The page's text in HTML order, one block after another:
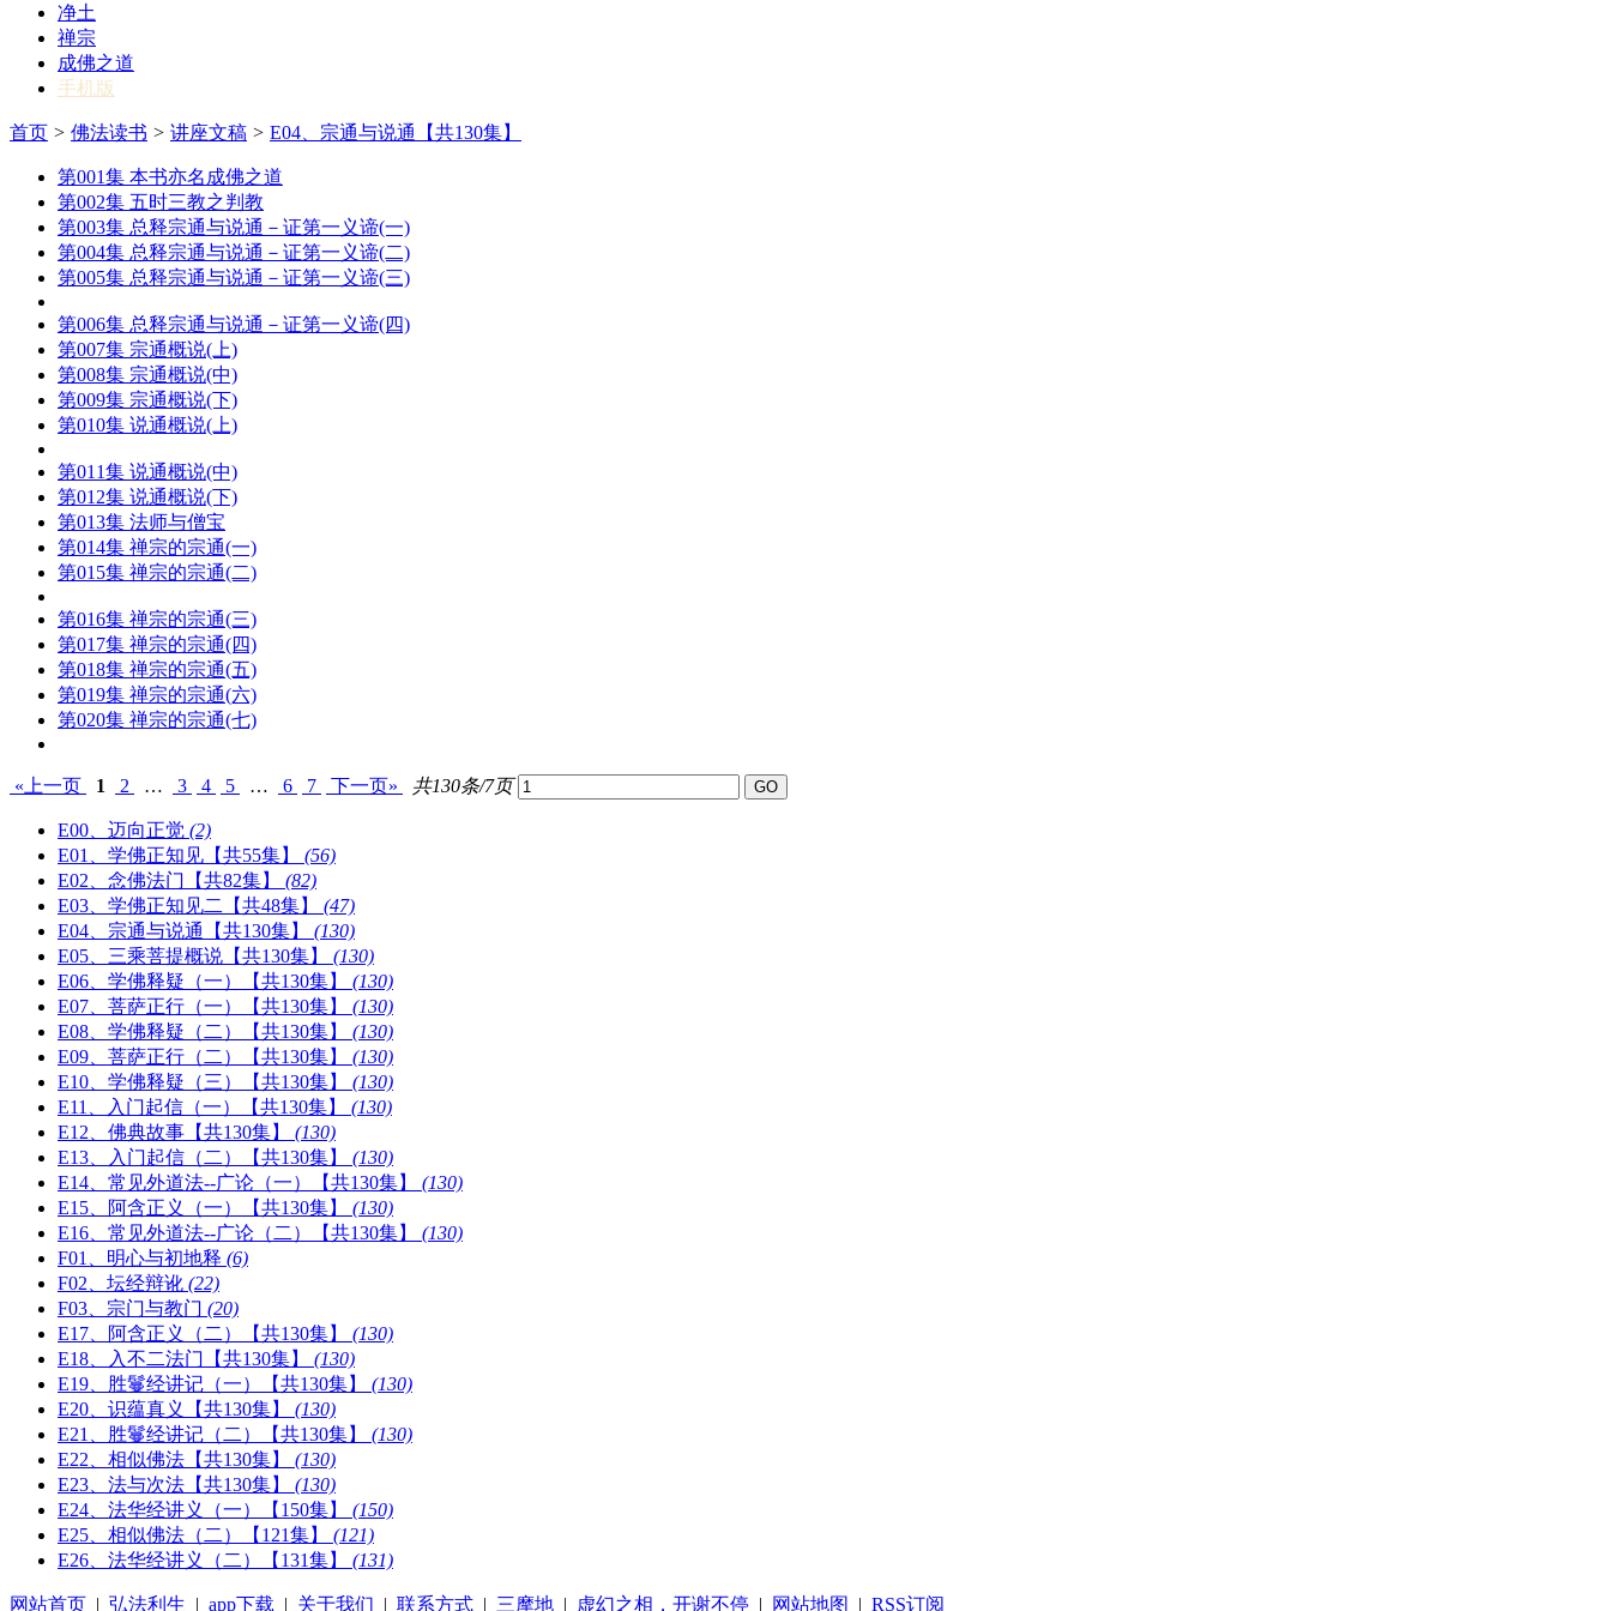
净土
禅宗
成佛之道
手机版
首页 > 佛法读书 > 讲座文稿 > E04、宗通与说通【共130集】
第001集 本书亦名成佛之道
第002集 五时三教之判教
第003集 总释宗通与说通－证第一义谛(一)
第004集 总释宗通与说通－证第一义谛(二)
第005集 总释宗通与说通－证第一义谛(三)
第006集 总释宗通与说通－证第一义谛(四)
第007集 宗通概说(上)
第008集 宗通概说(中)
第009集 宗通概说(下)
第010集 说通概说(上)
第011集 说通概说(中)
第012集 说通概说(下)
第013集 法师与僧宝
第014集 禅宗的宗通(一)
第015集 禅宗的宗通(二)
第016集 禅宗的宗通(三)
第017集 禅宗的宗通(四)
第018集 禅宗的宗通(五)
第019集 禅宗的宗通(六)
第020集 禅宗的宗通(七)
«上一页 1 2 … 3 4 5 … 6 7 下一页» 共130条/7页
E00、迈向正觉 (2)
E01、学佛正知见【共55集】 (56)
E02、念佛法门【共82集】 (82)
E03、学佛正知见二【共48集】 (47)
E04、宗通与说通【共130集】 (130)
E05、三乘菩提概说【共130集】 (130)
E06、学佛释疑（一）【共130集】 (130)
E07、菩萨正行（一）【共130集】 (130)
E08、学佛释疑（二）【共130集】 (130)
E09、菩萨正行（二）【共130集】 (130)
E10、学佛释疑（三）【共130集】 (130)
E11、入门起信（一）【共130集】 (130)
E12、佛典故事【共130集】 (130)
E13、入门起信（二）【共130集】 (130)
E14、常见外道法--广论（一）【共130集】 (130)
E15、阿含正义（一）【共130集】 (130)
E16、常见外道法--广论（二）【共130集】 (130)
F01、明心与初地释 (6)
F02、坛经辩讹 (22)
F03、宗门与教门 (20)
E17、阿含正义（二）【共130集】 (130)
E18、入不二法门【共130集】 (130)
E19、胜鬘经讲记（一）【共130集】 (130)
E20、识蕴真义【共130集】 (130)
E21、胜鬘经讲记（二）【共130集】 (130)
E22、相似佛法【共130集】 (130)
E23、法与次法【共130集】 (130)
E24、法华经讲义（一）【150集】 (150)
E25、相似佛法（二）【121集】 (121)
E26、法华经讲义（二）【131集】 (131)
网站首页 | 弘法利生 | app下载 | 关于我们 | 联系方式 | 三摩地 | 虚幻之相，开谢不停 | 网站地图 | RSS订阅